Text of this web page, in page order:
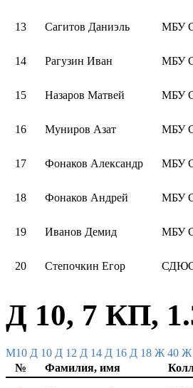
13 Сагитов Даниэль МБУ
14 Рагузин Иван МБУ
15 Назаров Матвей МБУ
16 Муниров Азат МБУ
17 Фонаков Александр МБУ
18 Фонаков Андрей МБУ
19 Иванов Демид МБУ
20 Степочкин Егор
Д 10, 7 КП,
M10 Д 10 Д 12 Д 14 Д 16 Д 18 Ж 40 Ж
№
Фамилия, имя